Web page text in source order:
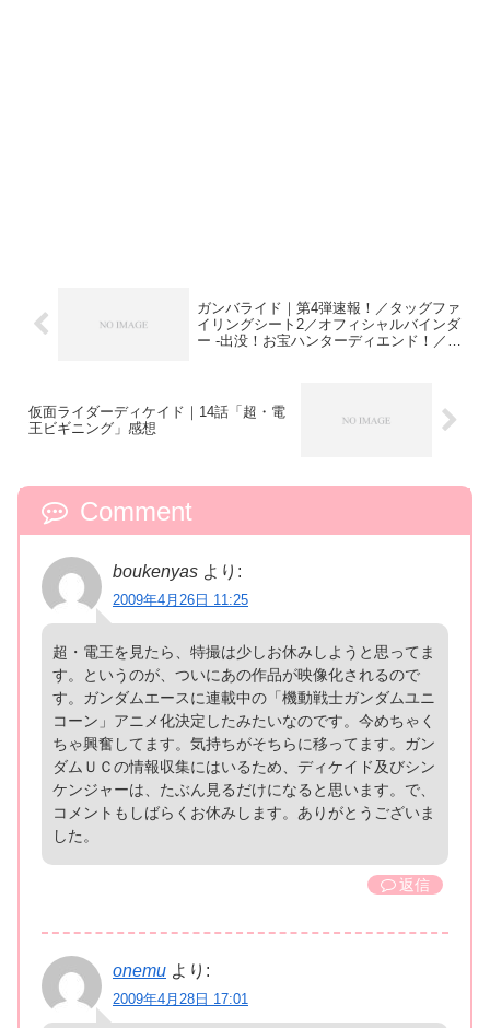
ガンバライド｜第4弾速報！／タッグファ
イリングシート2／オフィシャルバインダ
ー -出没！お宝ハンターディエンド！／パ
仮面ライダーディケイド｜14話「超・電
王ビギニング」感想
Comment
boukenyas より:
2009年4月26日 11:25
超・電王を見たら、特撮は少しお休みしようと思ってま
す。というのが、ついにあの作品が映像化されるので
す。ガンダムエースに連載中の「機動戦士ガンダムユニ
コーン」アニメ化決定したみたいなのです。今めちゃく
ちゃ興奮してます。気持ちがそちらに移ってます。ガン
ダムＵＣの情報収集にはいるため、ディケイド及びシン
ケンジャーは、たぶん見るだけになると思います。で、
コメントもしばらくお休みします。ありがとうございま
した。
返信
onemu より:
2009年4月28日 17:01